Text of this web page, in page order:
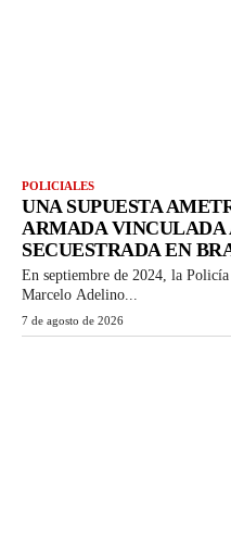
POLICIALES
UNA SUPUESTA
ARMADA VINCULADA
SECUESTRADA EN
En septiembre de 2024, la
Marcelo Adelino...
7 de agosto de 2026